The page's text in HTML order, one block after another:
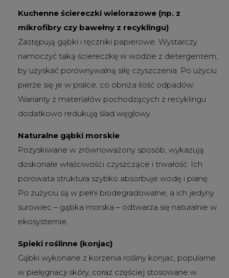
Kuchenne ściereczki wielorazowe (np. z
mikrofibry czy bawełny z recyklingu)
Zastępują gąbki i ręczniki papierowe. Wystarczy
namoczyć taką ściereczkę w wodzie z detergentem,
by uzyskać porównywalną siłę czyszczenia. Po użyciu
pierze się je w pralce, co obniża ilość odpadów.
Warianty z materiałów pochodzących z recyklingu
dodatkowo redukują ślad węglowy.
Naturalne gąbki morskie
Pozyskiwane w zrównoważony sposób, wykazują
doskonałe właściwości czyszczące i trwałość. Ich
porowata struktura szybko absorbuje wodę i pianę.
Po zużyciu są w pełni biodegradowalne, a ich jedyny
surowiec – gąbka morska – odtwarza się naturalnie w
ekosystemie.
Spieki roślinne (konjac)
Gąbki wykonane z korzenia rośliny konjac, popularne
w pielęgnacji skóry, coraz częściej stosowane w